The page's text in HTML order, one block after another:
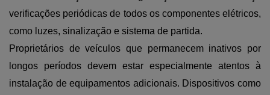
verificações periódicas de todos os componentes elétricos,
como luzes, sinalização e sistema de partida.
Proprietários de veículos que permanecem inativos por
longos períodos devem estar especialmente atentos à
instalação de equipamentos adicionais. Dispositivos como